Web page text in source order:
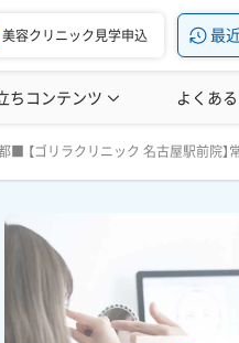
美容クリニック見学申込 最
ちコンテンツ
美容医療の転職お役立ち記事
よくあ
ゴリラクリニック 名古屋駅前院】